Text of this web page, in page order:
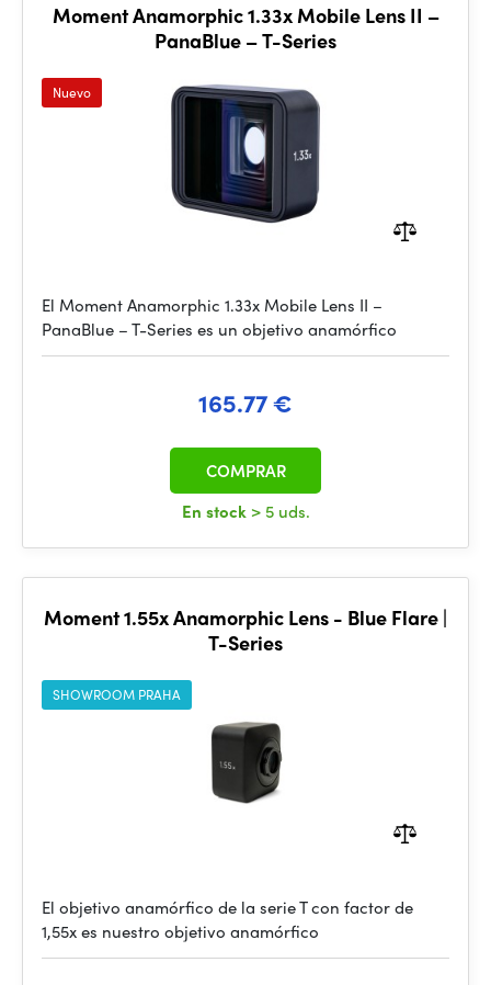
Moment Anamorphic 1.33x Mobile Lens II –
PanaBlue – T-Series
Nuevo
El Moment Anamorphic 1.33x Mobile Lens II –
PanaBlue – T-Series es un objetivo anamórfico
165.77 €
En stock > 5 uds.
COMPRAR
Moment 1.55x Anamorphic Lens - Blue Flare |
T-Series
SHOWROOM PRAHA
El objetivo anamórfico de la serie T con factor de
1,55x es nuestro objetivo anamórfico